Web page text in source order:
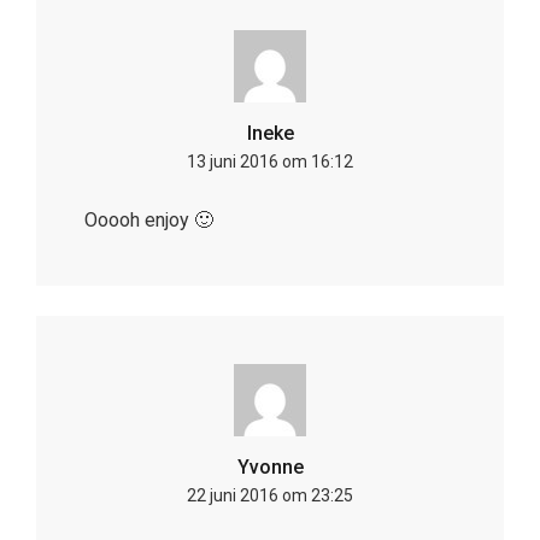
Ineke
13 juni 2016 om 16:12
Ooooh enjoy 🙂
Yvonne
22 juni 2016 om 23:25